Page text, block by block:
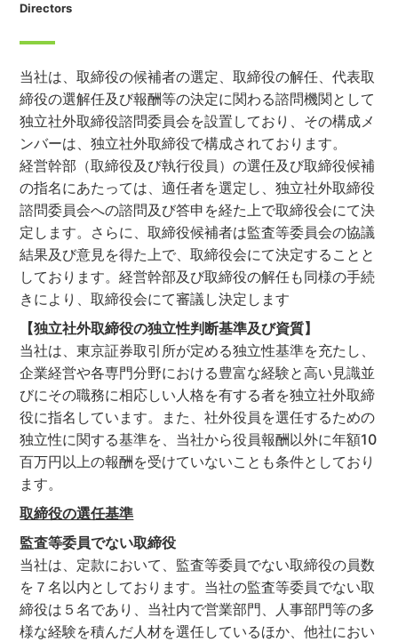
Directors
当社は、取締役の候補者の選定、取締役の解任、代表取
締役の選解任及び報酬等の決定に関わる諮問機関として
独立社外取締役諮問委員会を設置しており、その構成メ
ンバーは、独立社外取締役で構成されております。
経営幹部（取締役及び執行役員）の選任及び取締役候補
の指名にあたっては、適任者を選定し、独立社外取締役
諮問委員会への諮問及び答申を経た上で取締役会にて決
定します。さらに、取締役候補者は監査等委員会の協議
結果及び意見を得た上で、取締役会にて決定することと
しております。経営幹部及び取締役の解任も同様の手続
きにより、取締役会にて審議し決定します
【独立社外取締役の独立性判断基準及び資質】
当社は、東京証券取引所が定める独立性基準を充たし、
企業経営や各専門分野における豊富な経験と高い見識並
びにその職務に相応しい人格を有する者を独立社外取締
役に指名しています。また、社外役員を選任するための
独立性に関する基準を、当社から役員報酬以外に年額10
百万円以上の報酬を受けていないことも条件としており
ます。
取締役の選任基準
監査等委員でない取締役
当社は、定款において、監査等委員でない取締役の員数
を７名以内としております。当社の監査等委員でない取
締役は５名であり、当社内で営業部門、人事部門等の多
様な経験を積んだ人材を選任しているほか、他社におい